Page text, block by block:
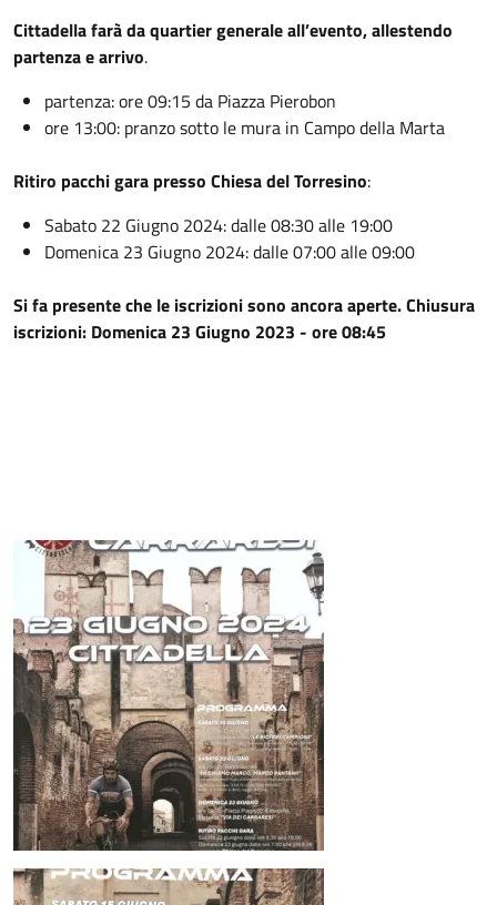
Cittadella farà da quartier generale all’evento, allestendo
partenza e arrivo.
partenza: ore 09:15 da Piazza Pierobon
ore 13:00: pranzo sotto le mura in Campo della Marta
Ritiro pacchi gara presso Chiesa del Torresino:
Sabato 22 Giugno 2024: dalle 08:30 alle 19:00
Domenica 23 Giugno 2024: dalle 07:00 alle 09:00
Si fa presente che le iscrizioni sono ancora aperte. Chiusura
iscrizioni: Domenica 23 Giugno 2023 - ore 08:45